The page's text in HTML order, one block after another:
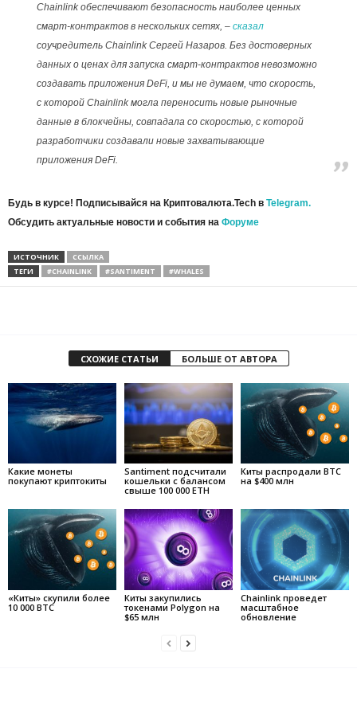
Chainlink обеспечивают безопасность наиболее ценных
смарт-контрактов в нескольких сетях, – сказал
соучредитель Chainlink Сергей Назаров. Без достоверных
данных о ценах для запуска смарт-контрактов невозможно
создавать приложения DeFi, и мы не думаем, что скорость,
с которой Chainlink могла переносить новые рыночные
данные в блокчейны, совпадала со скоростью, с которой
разработчики создавали новые захватывающие
приложения DeFi.
Будь в курсе! Подписывайся на Криптовалюта.Tech в Telegram.
Обсудить актуальные новости и события на Форуме
ИСТОЧНИК
ССЫЛКА
ТЕГИ
#CHAINLINK #SANTIMENT #WHALES
СХОЖИЕ СТАТЬИ БОЛЬШЕ ОТ АВТОРА
Какие монеты
покупают криптокиты
Santiment подсчитали
кошельки с балансом
свыше 100 000 ЕTH
Киты распродали BTC
на $400 млн
«Киты» скупили более
10 000 BTC
Киты закупились
токенами Polygon на
$65 млн
Chainlink проведет
масштабное
обновление